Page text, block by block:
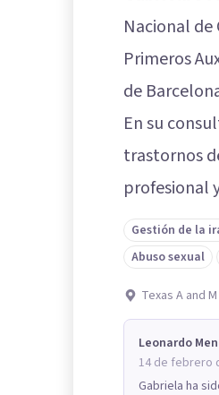
Nacional
Primeros
de
En su
trastornos
profesional
Gestión de la
Abuso sexual
Texas A and
Leonardo
14 de febrero
Gabriela ha